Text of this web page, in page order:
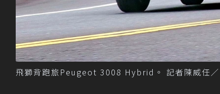
飛獅背跑旅Peugeot 3008 Hybrid。 記者陳威任